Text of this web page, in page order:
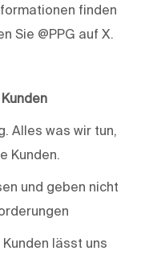
finden
Sie @PPG auf X.
Alles was wir tun,
Kunden.
und geben nicht
lässt uns